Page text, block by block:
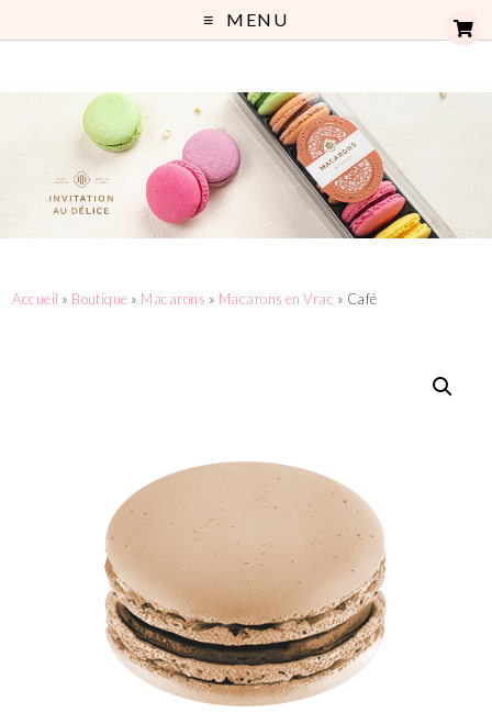
MENU
Accueil » Boutique » Macarons » Macarons en Vrac » Café